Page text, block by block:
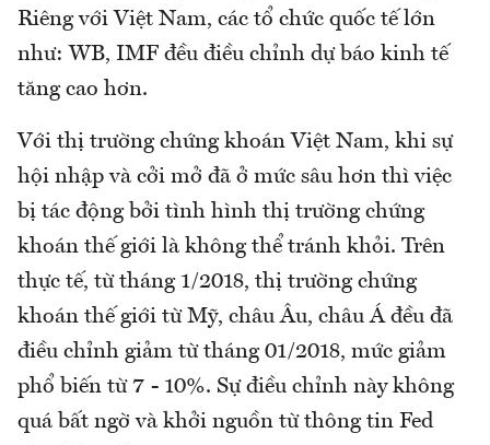
Riêng với Việt Nam, các tổ chức quốc tế lớn
như: WB, IMF đều điều chỉnh dự báo kinh tế
tăng cao hơn.
Với thị trường chứng khoán Việt Nam, khi sự
hội nhập và cởi mở đã ở mức sâu hơn thì việc
bị tác động bởi tình hình thị trường chứng
khoán thế giới là không thể tránh khỏi. Trên
thực tế, từ tháng 1/2018, thị trường chứng
khoán thế giới từ Mỹ, châu Âu, châu Á đều đã
điều chỉnh giảm từ tháng 01/2018, mức giảm
phổ biến từ 7 - 10%. Sự điều chỉnh này không
quá bất ngờ và khởi nguồn từ thông tin Fed